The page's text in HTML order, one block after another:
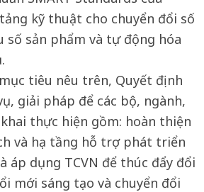
kỹ thuật cho chuyển đổi số
số sản phẩm và tự động hóa
tiêu nêu trên, Quyết định
giải pháp để các bộ, ngành,
thực hiện gồm: hoàn thiện
và hạ tầng hỗ trợ phát triển
áp dụng TCVN để thúc đẩy đổi
mới sáng tạo và chuyển đổi